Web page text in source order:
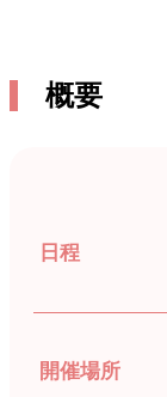
概要
日程
開催場所